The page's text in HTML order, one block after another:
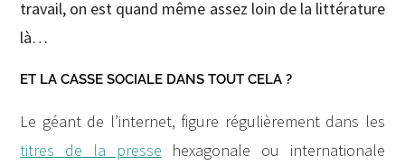
travail, on est quand même assez loin de la littérature
là…
ET LA CASSE SOCIALE DANS TOUT CELA ?
Le géant de l’internet, figure régulièrement dans les
titres de la presse hexagonale ou internationale